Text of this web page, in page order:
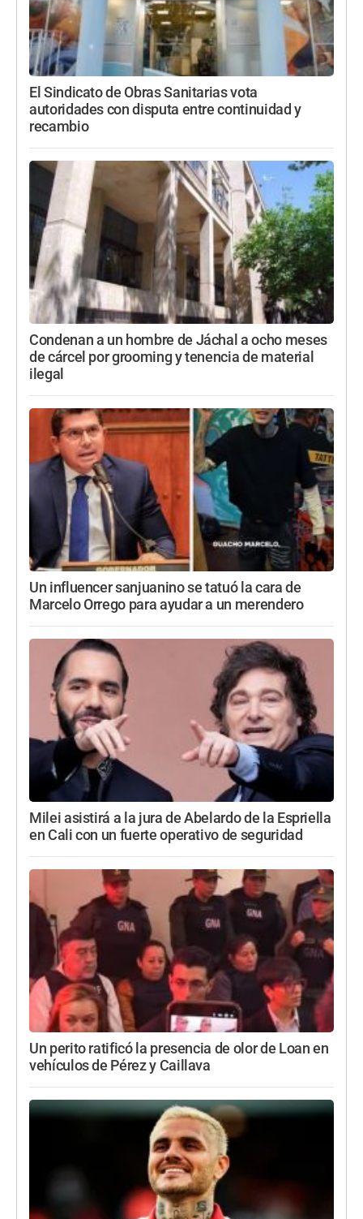
El Sindicato de Obras Sanitarias vota
autoridades con disputa entre continuidad y
recambio
Condenan a un hombre de Jáchal a ocho meses
de cárcel por grooming y tenencia de material
ilegal
Un influencer sanjuanino se tatuó la cara de
Marcelo Orrego para ayudar a un merendero
Milei asistirá a la jura de Abelardo de la Espriella
en Cali con un fuerte operativo de seguridad
Un perito ratificó la presencia de olor de Loan en
vehículos de Pérez y Caillava